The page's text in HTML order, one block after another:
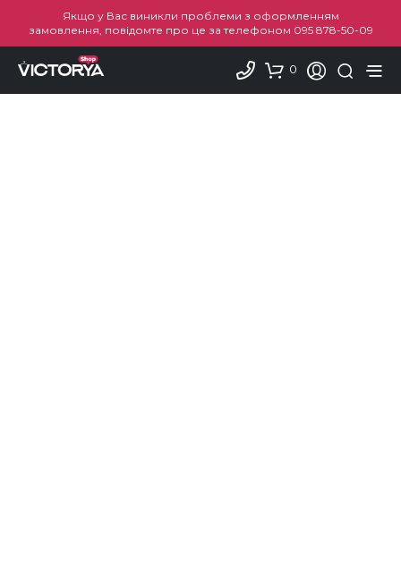
Якщо у Вас виникли проблеми з оформленням
замовлення, повідомте про це за телефоном 095 878-50-09
0